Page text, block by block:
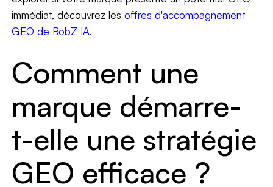
immédiat, découvrez les offres d'accompagnement
GEO de RobZ IA.
Comment une
marque démarre-
t-elle une stratégie
GEO efficace ?